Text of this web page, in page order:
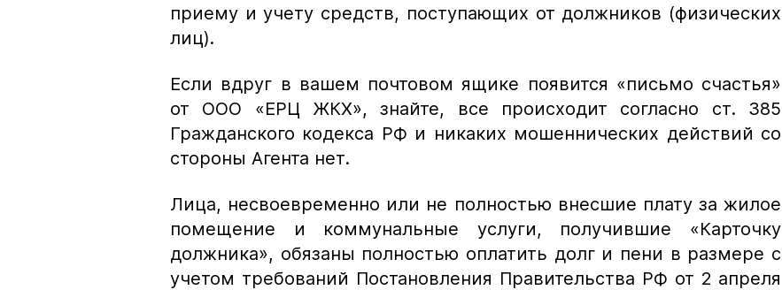
приему и учету средств, поступающих от должников (физических
лиц).
Если вдруг в вашем почтовом ящике появится «письмо счастья»
от ООО «ЕРЦ ЖКХ», знайте, все происходит согласно ст. 385
Гражданского кодекса РФ и никаких мошеннических действий со
стороны Агента нет.
Лица, несвоевременно или не полностью внесшие плату за жилое
помещение и коммунальные услуги, получившие «Карточку
должника», обязаны полностью оплатить долг и пени в размере с
учетом требований Постановления Правительства РФ от 2 апреля